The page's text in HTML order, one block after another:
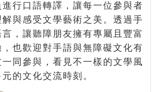
行口語轉譯，讓每一位參與者
與感受文學藝術之美。透過手
，讓聽障朋友擁有專屬且豐富
也歡迎對手語與無障礙文化有
同參與，看見不一樣的文學風
的文化交流時刻。